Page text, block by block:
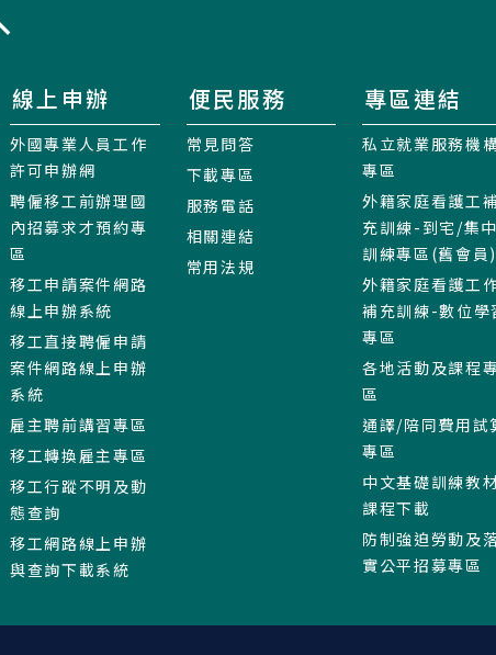
線上申辦
外國專業人員工作
許可申辦網
聘僱移工前辦理國
內招募求才預約專
區
移工申請案件網路
線上申辦系統
移工直接聘僱申請
案件網路線上申辦
系統
雇主聘前講習專區
移工轉換雇主專區
移工行蹤不明及動
態查詢
移工網路線上申辦
與查詢下載系統
便民服務
常見問答
下載專區
服務電話
相關連結
常用法規
專區連結
私立就業服務機
專區
外籍家庭看護工補
充訓練-到宅/集中
訓練專區(舊會員)
外籍家庭看護工
補充訓練-數位學
專區
各地活動及課程
區
通譯/陪同費用試
專區
中文基礎訓練教
課程下載
防制強迫勞動及
實公平招募專區